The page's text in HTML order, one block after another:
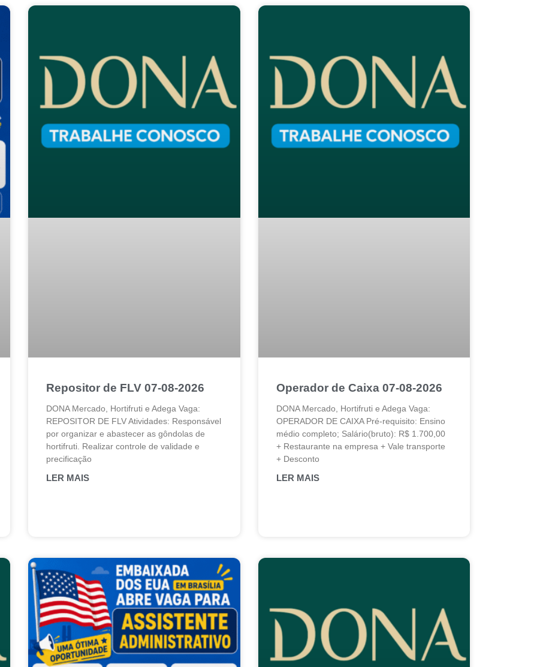
Repositor de FLV 07-08-2026
DONA Mercado, Hortifruti e Adega Vaga:
REPOSITOR DE FLV Atividades: Responsável
por organizar e abastecer as gôndolas de
hortifruti. Realizar controle de validade e
precificação
LER MAIS
Operador de Caixa 07-08-2026
DONA Mercado, Hortifruti e Adega Vaga:
OPERADOR DE CAIXA Pré-requisito: Ensino
médio completo; Salário(bruto): R$ 1.700,00
+ Restaurante na empresa + Vale transporte
+ Desconto
LER MAIS